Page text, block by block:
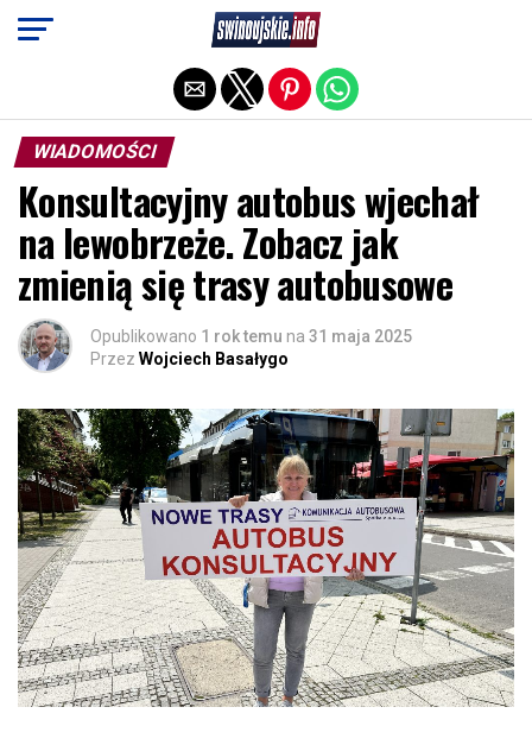
WIADOMOŚCI
Konsultacyjny autobus wjechał
na lewobrzeże. Zobacz jak
zmienią się trasy autobusowe
Opublikowano 1 rok temu na 31 maja 2025
Przez Wojciech Basałygo
Exit mobile version